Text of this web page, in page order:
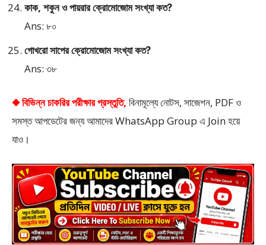
কাক, শকুন ও পায়রার ক্রোমোজোম সংখ্যা কত?
Ans: ৮০
গোখরো সাপের ক্রোমোজোম সংখ্যা কত?
Ans: ৩৮
◆ বিভিন্ন চাকরির পরীক্ষার প্রস্তুতি, বিনামূল্যে নোটস, সাজেশন, PDF ও
সমস্ত আপডেটের জন্য আমাদের WhatsApp Group এ Join হয়ে
যাও।